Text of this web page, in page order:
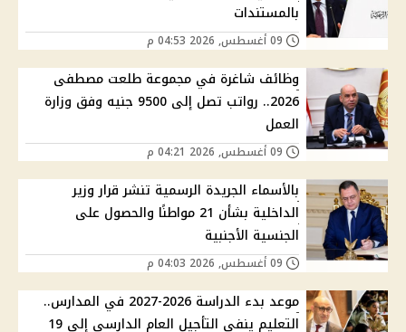
بالمستندات
وظائف شاغرة في مجموعة طلعت مصطفى
2026.. رواتب تصل إلى 9500 جنيه وفق وزارة
العمل
بالأسماء الجريدة الرسمية تنشر قرار وزير
الداخلية بشأن 21 مواطنًا والحصول على
الجنسية الأجنبية
موعد بدء الدراسة 2026-2027 في المدارس..
التعليم ينفي التأجيل العام الدارسي إلي 19